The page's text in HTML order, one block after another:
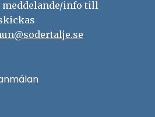
meddelande/info till